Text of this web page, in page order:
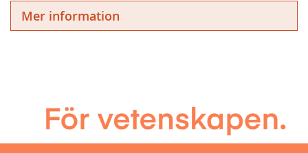
Mer information